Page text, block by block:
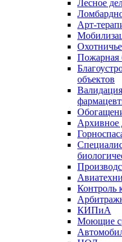
Лесное
Арт-
Пожарная
объектов
Архивное
Контроль
КИПиА
Моющие